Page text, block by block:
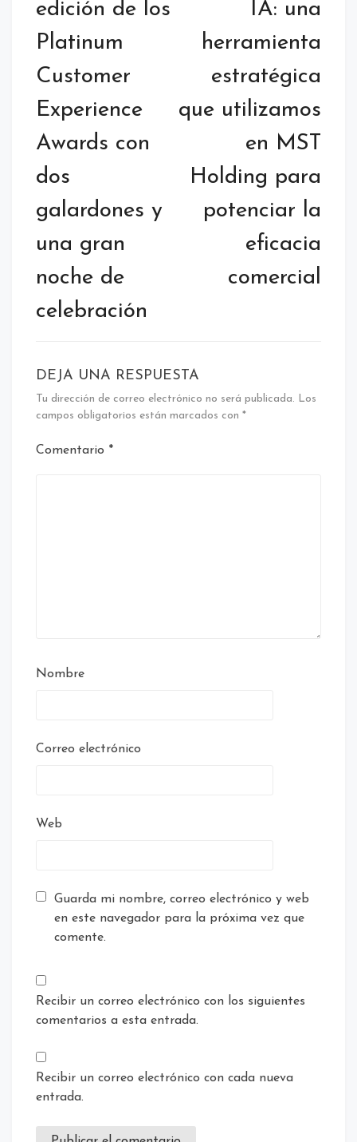
edición de los
Platinum
Customer
Experience
Awards con
dos
galardones y
una gran
noche de
celebración
IA: una
herramienta
estratégica
que utilizamos
en MST
Holding para
potenciar la
eficacia
comercial
DEJA UNA RESPUESTA
Tu dirección de correo electrónico no será publicada. Los
campos obligatorios están marcados con *
Comentario *
Nombre
Correo electrónico
Web
Guarda mi nombre, correo electrónico y web
en este navegador para la próxima vez que
comente.
Recibir un correo electrónico con los siguientes
comentarios a esta entrada.
Recibir un correo electrónico con cada nueva
entrada.